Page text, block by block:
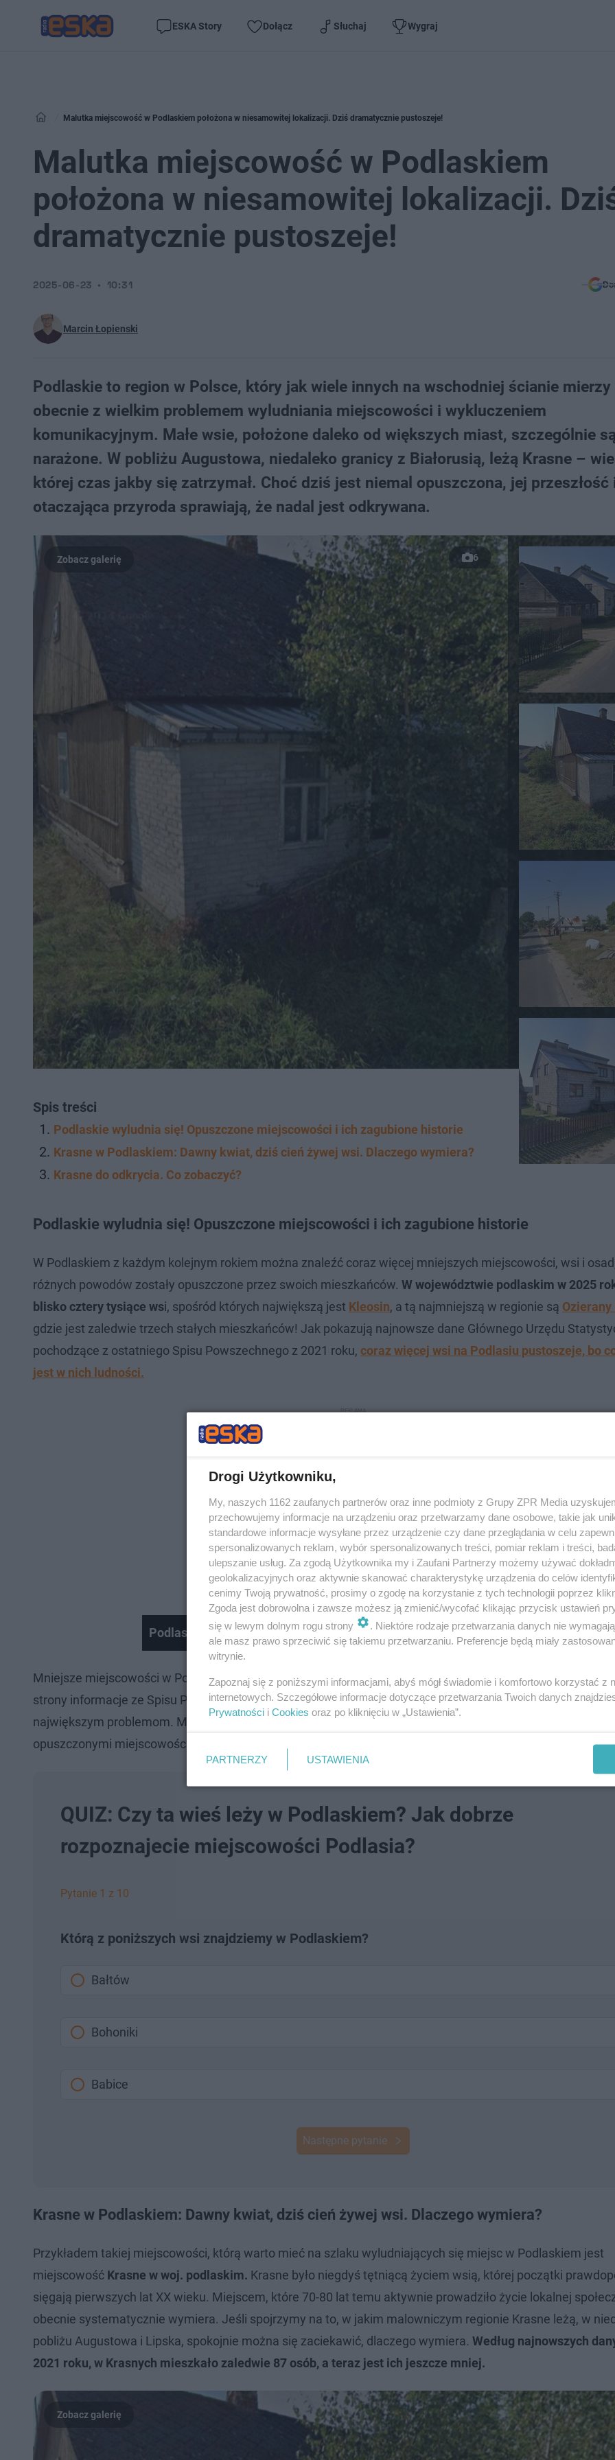
ESKA Story Dołącz Słuchaj Wygraj
Malutka miejscowość w Podlaskiem położona w niesamowitej lokalizacji. Dziś dramatycznie pustoszeje!
Malutka miejscowość w Podlaskiem
położona w niesamowitej lokalizacji.
dramatycznie pustoszeje!
Marcin Łopienski
2025-06-23 10:31
Podlaskie to region w Polsce, który jak wiele innych na wschodniej ścianie mierzy
obecnie z wielkim problemem wyludniania miejscowości i wykluczeniem
komunikacyjnym. Małe wsie, położone daleko od większych miast, szczególnie
narażone. W pobliżu Augustowa, niedaleko granicy z Białorusią, leżą Krasne –
której czas jakby się zatrzymał. Choć dziś jest niemal opuszczona, jej przeszłość
otaczająca przyroda sprawiają, że nadal jest odkrywana.
6
Spis treści
Podlaskie wyludnia się! Opuszczone miejscowości i ich zagubione historie
Krasne w Podlaskiem: Dawny kwiat, dziś cień żywej wsi. Dlaczego wymiera?
Krasne do odkrycia. Co zobaczyć?
Podlaskie wyludnia się! Opuszczone miejscowości i ich zagubione historie
W Podlaskiem z każdym kolejnym rokiem można znaleźć coraz więcej mniejszych miejscowości, wsi i
różnych powodów zostały opuszczone przez swoich mieszkańców. W województwie podlaskim w 2025
blisko cztery tysiące wsi, spośród których największą jest Kleosin, a tą najmniejszą w regionie są Ozierany
gdzie jest zaledwie trzech stałych mieszkańców! Jak pokazują najnowsze dane Głównego Urzędu
pochodzące z ostatniego Spisu Powszechnego z 2021 roku, coraz więcej wsi na Podlasiu pustoszeje, bo
jest w nich ludności.
Podlasie rozwiązuje problemy samosądem? CNC#53
Mniejsze miejscowości w Podlaskiem to idealny przykład tego, w jaki sposób możemy zwiedzać region. Z
strony informacje ze Spisu Powszechnego powinny dać do myślenia władzom regionu, aby móc
największym problemom. My znamy jednak osoby, które tworzą swój szlak turystyczny i właśnie małymi,
opuszczonymi miejscowościami, zwiedzają Podlaskie.
QUIZ: Czy ta wieś leży w Podlaskiem? Jak dobrze
rozpoznajecie miejscowości Podlasia?
Pytanie 1 z 10
Którą z poniższych wsi znajdziemy w Podlaskiem?
Bałtów
Bohoniki
Babice
Następne pytanie
Krasne w Podlaskiem: Dawny kwiat, dziś cień żywej wsi. Dlaczego wymiera?
Przykładem takiej miejscowości, którą warto mieć na szlaku wyludniających się miejsc w Podlaskiem jest
miejscowość Krasne w woj. podlaskim. Krasne było niegdyś tętniącą życiem wsią, której początki
sięgają pierwszych lat XX wieku. Miejscem, które 70-80 lat temu aktywnie prowadziło życie lokalnej
obecnie systematycznie wymiera. Jeśli spojrzymy na to, w jakim malowniczym regionie Krasne leżą, w
pobliżu Augustowa i Lipska, spokojnie można się zaciekawić, dlaczego wymiera. Według najnowszych
2021 roku, w Krasnych mieszkało zaledwie 87 osób, a teraz jest ich jeszcze mniej.
Drogi Użytkowniku,
My, naszych 1162 zaufanych partnerów oraz inne podmioty z Grupy ZPR Media
przechowujemy informacje na urządzeniu oraz przetwarzamy dane osobowe, takie jak
standardowe informacje wysyłane przez urządzenie czy dane przeglądania w celu
spersonalizowanych reklam, wybór spersonalizowanych treści, pomiar reklam i treści,
ulepszanie usług. Za zgodą Użytkownika my i Zaufani Partnerzy możemy używać
geolokalizacyjnych oraz aktywnie skanować charakterystykę urządzenia do celów
cenimy Twoją prywatność, prosimy o zgodę na korzystanie z tych technologii poprzez
Zgoda jest dobrowolna i zawsze możesz ją zmienić/wycofać klikając przycisk ustawień
się w lewym dolnym rogu strony
. Niektóre rodzaje przetwarzania danych nie
ale masz prawo sprzeciwić się takiemu przetwarzaniu. Preferencje będą miały
witrynie.
Zapoznaj się z poniższymi informacjami, abyś mógł świadomie i komfortowo korzystać z
internetowych. Szczegółowe informacje dotyczące przetwarzania Twoich danych
Prywatności i Cookies oraz po kliknięciu w „Ustawienia”.
PARTNERZY USTAWIENIA